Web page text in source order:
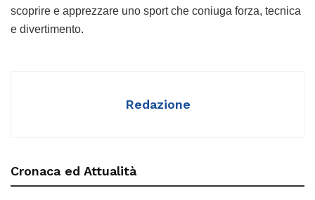
scoprire e apprezzare uno sport che coniuga forza, tecnica
e divertimento.
Redazione
Cronaca ed Attualità